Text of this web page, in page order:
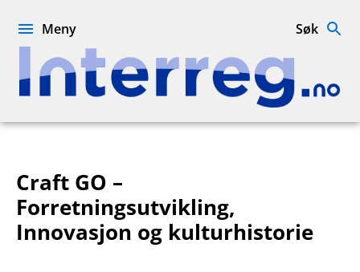
Interreg.no
Meny Søk
Craft GO –
Forretningsutvikling,
Innovasjon og kulturhistorie